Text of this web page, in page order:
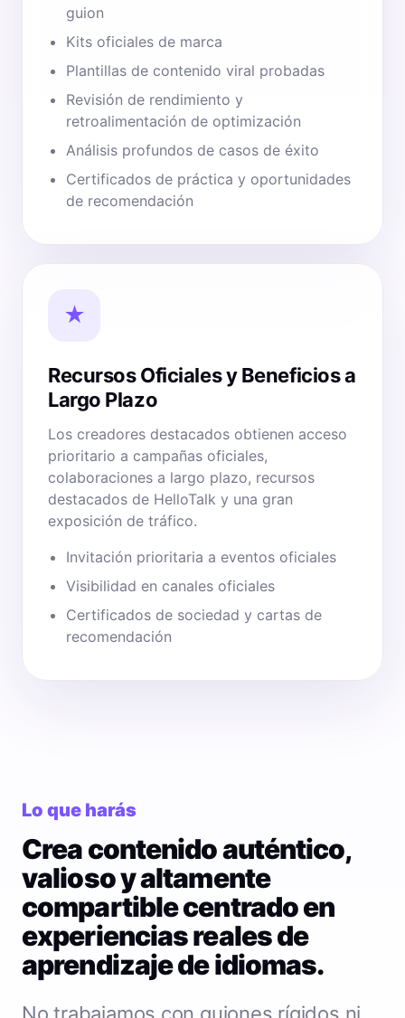
guion
Kits oficiales de marca
Plantillas de contenido viral probadas
Revisión de rendimiento y
retroalimentación de optimización
Análisis profundos de casos de éxito
Certificados de práctica y oportunidades
de recomendación
★
Recursos Oficiales y Beneficios a
Largo Plazo
Los creadores destacados obtienen acceso
prioritario a campañas oficiales,
colaboraciones a largo plazo, recursos
destacados de HelloTalk y una gran
exposición de tráfico.
Invitación prioritaria a eventos oficiales
Visibilidad en canales oficiales
Certificados de sociedad y cartas de
recomendación
Lo que harás
Crea contenido auténtico,
valioso y altamente
compartible centrado en
experiencias reales de
aprendizaje de idiomas.